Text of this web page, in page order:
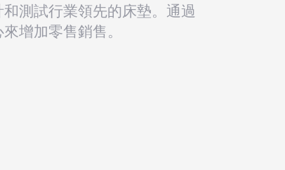
測試行業領先的床墊。通過
增加零售銷售。